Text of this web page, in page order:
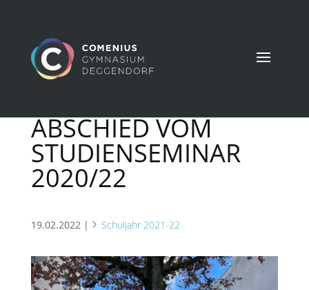
ABSCHIED VOM
STUDIENSEMINAR
2020/22
19.02.2022| Schuljahr 2021-22